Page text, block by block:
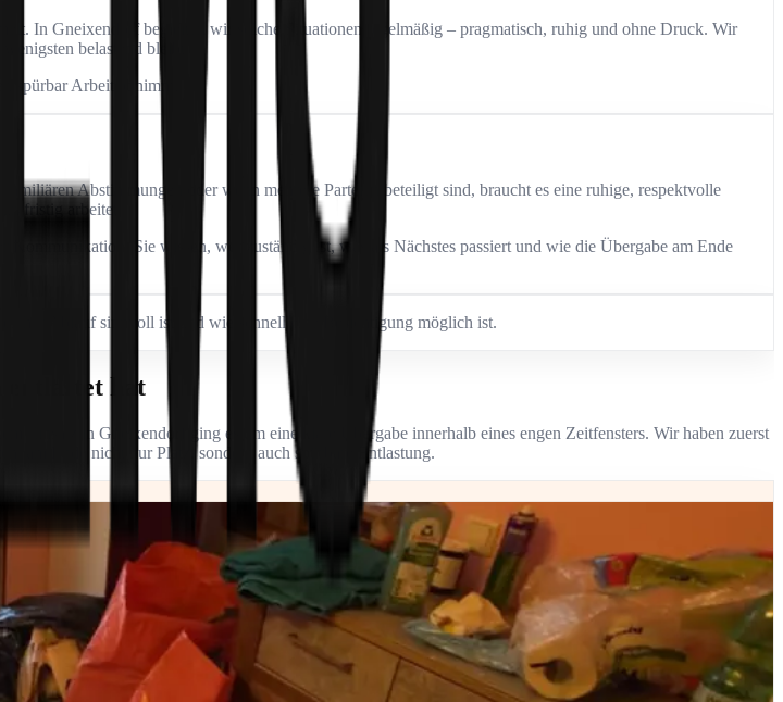
In Gneixendorf begleiten wir solche Situationen regelmäßig – pragmatisch, ruhig und ohne Druck. Wir
belastend bleibt.
spürbar Arbeit abnimmt.
Abstimmungen oder wenn mehrere Parteien beteiligt sind, braucht es eine ruhige, respektvolle
arbeitet.
Sie wissen, wer zuständig ist, was als Nächstes passiert und wie die Übergabe am Ende
Ablauf sinnvoll ist und wie schnell eine Besichtigung möglich ist.
hat
Einsatz in Gneixendorf ging es um eine klare Übergabe innerhalb eines engen Zeitfensters. Wir haben zuerst
am Ende nicht nur Platz, sondern auch spürbare Entlastung.